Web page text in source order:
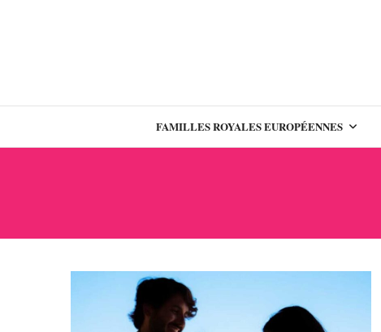
FAMILLES ROYALES EUROPÉENNES